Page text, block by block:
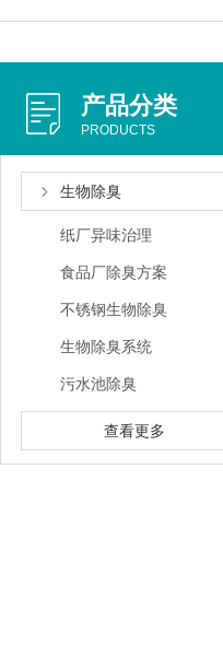
产品分类
PRODUCTS
生物除臭
纸厂异味治理
食品厂除臭方案
不锈钢生物除臭
生物除臭系统
污水池除臭
查看更多